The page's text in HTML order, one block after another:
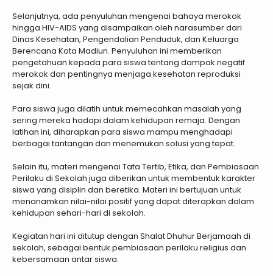
Selanjutnya, ada penyuluhan mengenai bahaya merokok
hingga HIV-AIDS yang disampaikan oleh narasumber dari
Dinas Kesehatan, Pengendalian Penduduk, dan Keluarga
Berencana Kota Madiun. Penyuluhan ini memberikan
pengetahuan kepada para siswa tentang dampak negatif
merokok dan pentingnya menjaga kesehatan reproduksi
sejak dini.
Para siswa juga dilatih untuk memecahkan masalah yang
sering mereka hadapi dalam kehidupan remaja. Dengan
latihan ini, diharapkan para siswa mampu menghadapi
berbagai tantangan dan menemukan solusi yang tepat.
Selain itu, materi mengenai Tata Tertib, Etika, dan Pembiasaan
Perilaku di Sekolah juga diberikan untuk membentuk karakter
siswa yang disiplin dan beretika. Materi ini bertujuan untuk
menanamkan nilai-nilai positif yang dapat diterapkan dalam
kehidupan sehari-hari di sekolah.
Kegiatan hari ini ditutup dengan Shalat Dhuhur Berjamaah di
sekolah, sebagai bentuk pembiasaan perilaku religius dan
kebersamaan antar siswa.